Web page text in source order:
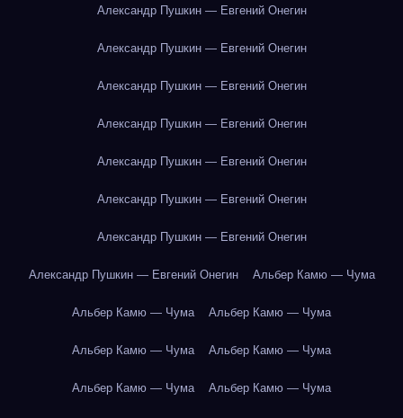
Александр Пушкин — Евгений Онегин
Александр Пушкин — Евгений Онегин
Александр Пушкин — Евгений Онегин
Александр Пушкин — Евгений Онегин
Александр Пушкин — Евгений Онегин
Александр Пушкин — Евгений Онегин
Александр Пушкин — Евгений Онегин
Александр Пушкин — Евгений Онегин Альбер Камю — Чума
Альбер Камю — Чума Альбер Камю — Чума
Альбер Камю — Чума Альбер Камю — Чума
Альбер Камю — Чума Альбер Камю — Чума